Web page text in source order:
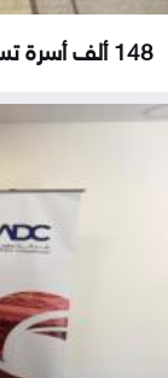
148 ألف أسرة تستفيد من مساعدات نقدية...